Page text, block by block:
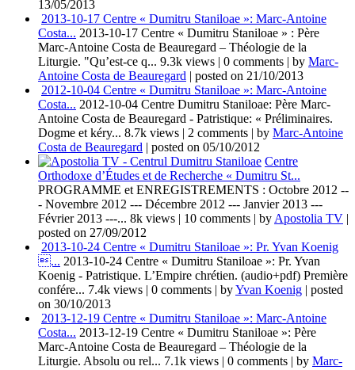
13/05/2013
2013-10-17 Centre « Dumitru Staniloae »: Marc-Antoine
Costa... 2013-10-17 Centre « Dumitru Staniloae » : Père
Marc-Antoine Costa de Beauregard – Théologie de la
Liturgie. "Qu’est-ce q... 9.3k views | 0 comments | by Marc-
Antoine Costa de Beauregard | posted on 21/10/2013
2012-10-04 Centre « Dumitru Staniloae »: Marc-Antoine
Costa... 2012-10-04 Centre Dumitru Staniloae: Père Marc-
Antoine Costa de Beauregard - Patristique: « Préliminaires.
Dogme et kéry... 8.7k views | 2 comments | by Marc-Antoine
Costa de Beauregard | posted on 05/10/2012
Centre
Orthodoxe d’Études et de Recherche « Dumitru St...
PROGRAMME et ENREGISTREMENTS : Octobre 2012 --
- Novembre 2012 --- Décembre 2012 --- Janvier 2013 ---
Février 2013 ---... 8k views | 10 comments | by Apostolia TV |
posted on 27/09/2012
2013-10-24 Centre « Dumitru Staniloae »: Pr. Yvan Koenig
... 2013-10-24 Centre « Dumitru Staniloae »: Pr. Yvan
Koenig - Patristique. L’Empire chrétien. (audio+pdf) Première
confére... 7.4k views | 0 comments | byYvan Koenig | posted
on 30/10/2013
2013-12-19 Centre « Dumitru Staniloae »: Marc-Antoine
Costa... 2013-12-19 Centre « Dumitru Staniloae »: Père
Marc-Antoine Costa de Beauregard – Théologie de la
Liturgie. Absolu ou rel... 7.1k views | 0 comments | by Marc-